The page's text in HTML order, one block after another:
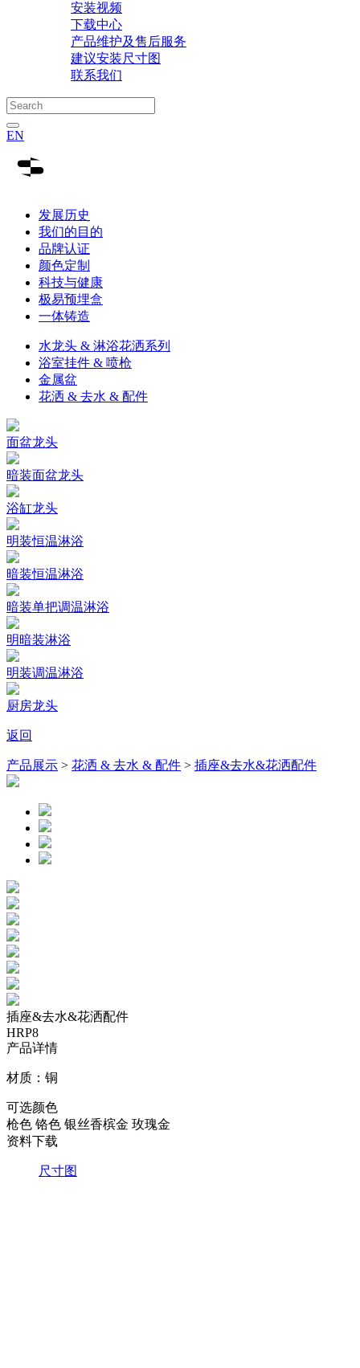
安装视频
下载中心
产品维护及售后服务
建议安装尺寸图
联系我们
EN
发展历史
我们的目的
品牌认证
颜色定制
科技与健康
极易预埋盒
一体铸造
水龙头 & 淋浴花洒系列
浴室挂件 & 喷枪
金属盆
花洒 & 去水 & 配件
面盆龙头
暗装面盆龙头
浴缸龙头
明装恒温淋浴
暗装恒温淋浴
暗装单把调温淋浴
明暗装淋浴
明装调温淋浴
厨房龙头
返回
产品展示 > 花洒 & 去水 & 配件 > 插座&去水&花洒配件
插座&去水&花洒配件
HRP8
产品详情
材质：铜
可选颜色
枪色 铬色 银丝香槟金 玫瑰金
资料下载
尺寸图